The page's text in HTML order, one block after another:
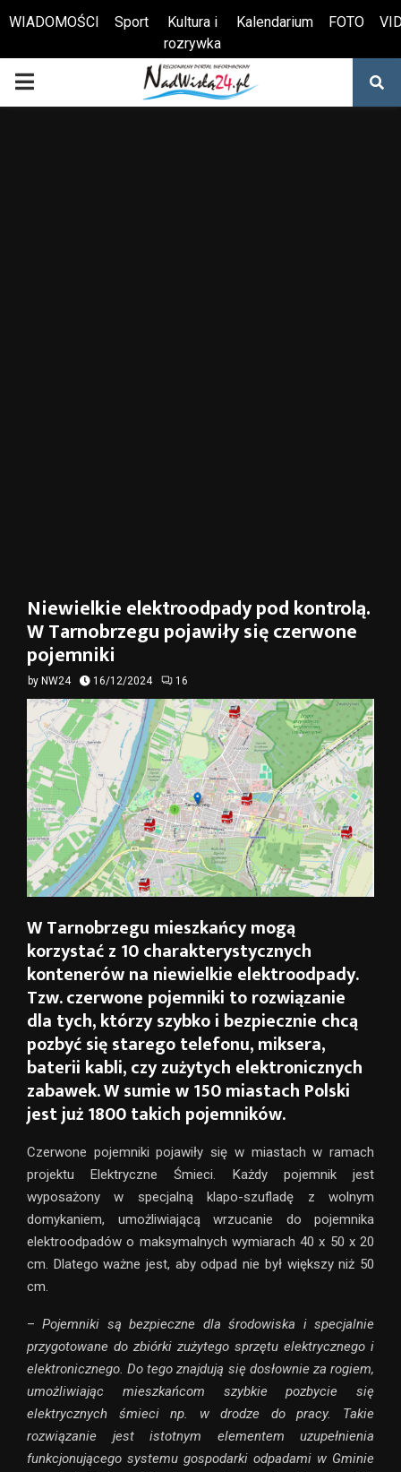
Otwórz pasek narzędzi
WIADOMOŚCI Sport
Kultura i
rozrywka
Kalendarium FOTO
PRIMARY
Niewielkie elektroodpady pod kontrolą.
W Tarnobrzegu pojawiły się czerwone
pojemniki
by NW24 16/12/2024 16
W Tarnobrzegu mieszkańcy mogą
korzystać z 10 charakterystycznych
kontenerów na niewielkie elektroodpady.
Tzw. czerwone pojemniki to rozwiązanie
dla tych, którzy szybko i bezpiecznie chcą
pozbyć się starego telefonu, miksera,
baterii kabli, czy zużytych elektronicznych
zabawek. W sumie w 150 miastach Polski
jest już 1800 takich pojemników.
Czerwone pojemniki pojawiły się w miastach w ramach
projektu Elektryczne Śmieci. Każdy pojemnik jest
wyposażony w specjalną klapo-szufladę z wolnym
domykaniem, umożliwiającą wrzucanie do pojemnika
elektroodpadów o maksymalnych wymiarach 40 x 50 x 20
cm. Dlatego ważne jest, aby odpad nie był większy niż 50
cm.
–Pojemniki są bezpieczne dla środowiska i specjalnie
przygotowane do zbiórki zużytego sprzętu elektrycznego i
elektronicznego. Do tego znajdują się dosłownie za rogiem,
umożliwiając mieszkańcom szybkie pozbycie się
elektrycznych śmieci np. w drodze do pracy. Takie
rozwiązanie jest istotnym elementem uzupełnienia
funkcjonującego systemu gospodarki odpadami w Gminie